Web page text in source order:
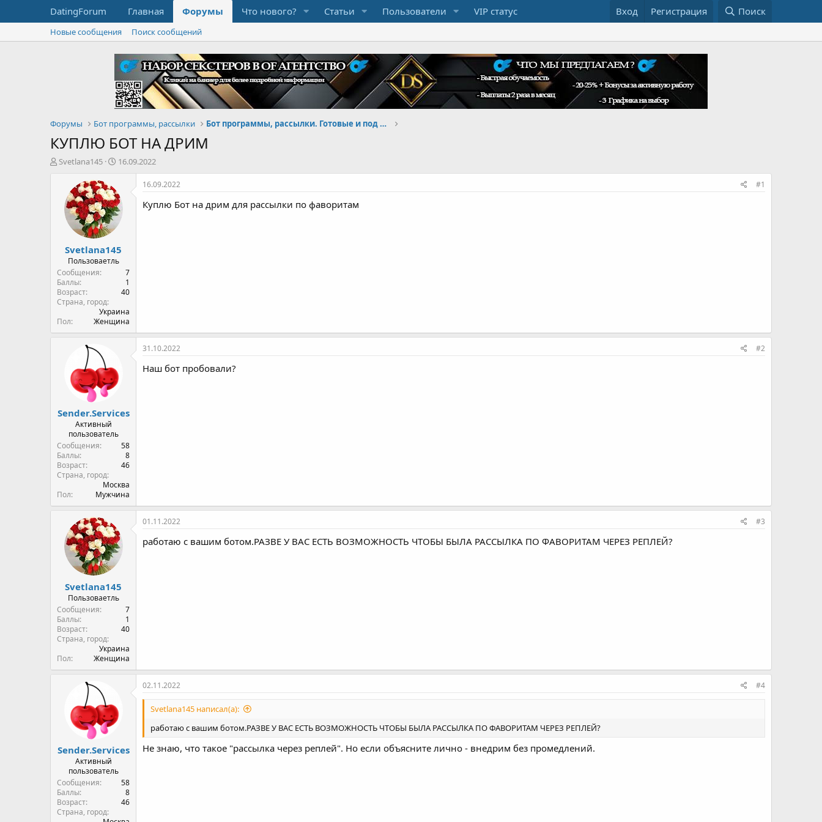
DatingForum Главная Форумы Что нового? Статьи Пользователи VIP статус Вход Регистрация Поиск
Новые сообщения Поиск сообщений
Бот программы, рассылки Бот программы, рассылки. Готовые и под заказ
КУПЛЮ БОТ НА ДРИМ
в
т
о
р
а
т
а
н
а
л
а
Svetlana145
Пользоваетль
Сообщения
Баллы
Возраст
Страна, город
Украина
Пол
Женщина
16.09.2022
Куплю Бот на дрим для рассылки по фаворитам
Sender.Services
Активный
пользователь
Сообщения
Баллы
8
Возраст
46
Страна, город
Москва
Пол
Мужчина
Svetlana145
Пользоваетль
Сообщения
Баллы
Возраст
Страна, город
Украина
Пол
Женщина
Sender.Services
Активный
пользователь
Сообщения
Баллы
8
Возраст
46
Страна, город
Москва
Пол
Мужчина
работаю с вашим ботом.РАЗВЕ У ВАС ЕСТЬ ВОЗМОЖНОСТЬ ЧТОБЫ БЫЛА РАССЫЛКА ПО ФАВОРИТАМ ЧЕРЕЗ РЕПЛЕЙ?
Не знаю, что такое "рассылка через реплей". Но если объясните лично - внедрим без промедлений.